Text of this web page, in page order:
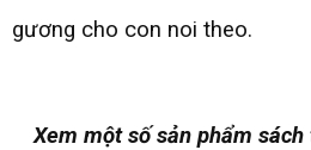
gương cho con noi theo.
Xem một số sản phẩm